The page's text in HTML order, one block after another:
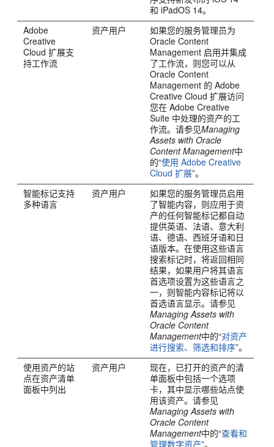
和 iPadOS 14。
Adobe
Creative
Cloud 扩展支
持工作流
资产用户
如果您的服务管理员为
Oracle Content
Management 启用并集成
了工作流，则您可以从
Oracle Content
Management 的 Adobe
Creative Cloud 扩展访问
您在 Adobe Creative
Suite 中处理的资产的工
作流。请参见Managing
Assets with Oracle
Content Management中
的“使用 Adobe Creative
Cloud 扩展”。
智能标记支持
多种语言
资产用户
如果您的服务管理员启用
了智能内容，则应用于资
产的任何智能标记都自动
提供英语、法语、意大利
语、德语、西班牙语和日
语版本。在使用这些语言
搜索标记时，将返回相同
结果，如果用户将其语言
首选项设置为这些语言之
一，则智能内容标记将以
首选语言显示。请参见
Managing Assets with
Oracle Content
Management中的“对资产
进行搜索、筛选和排序”。
使用资产的站
点在资产清单
面板中列出
资产用户
现在，已打开的资产的清
单面板中包括一个选项
卡，其中显示哪些站点使
用该资产。请参见
Managing Assets with
Oracle Content
Management中的“查看和
管理数字资产”。